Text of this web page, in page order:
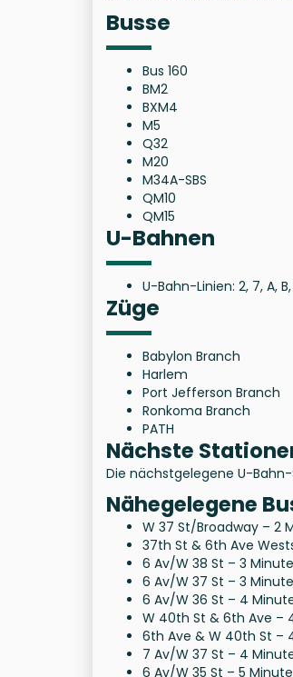
Busse
Bus 160
BM2
BXM4
M5
Q32
M20
M34A-SBS
QM10
QM15
U-Bahnen
U-Bahn-Linien: 2, 7, A, B,
Züge
Babylon Branch
Harlem
Port Jefferson Branch
Ronkoma Branch
PATH
Nächste
Die nächstgelegene U-
Nähegelegene
W 37 St/Broadway – 2
37th St & 6th Ave
6 Av/W 38 St – 3
6 Av/W 37 St – 3
6 Av/W 36 St – 4
W 40th St & 6th Ave –
6th Ave & W 40th St –
7 Av/W 37 St – 4
6 Av/W 35 St – 5